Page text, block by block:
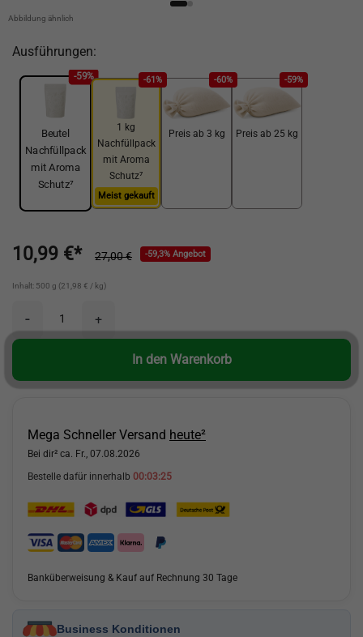
Abbildung ähnlich
Ausführungen:
-59%
Beutel
Nachfüllpack
mit Aroma
Schutz⁷
-61%
1 kg
Nachfüllpack
mit Aroma
Schutz⁷
Meist gekauft
-60%
Preis ab 3 kg
-59%
Preis ab 25 kg
10,99 €* 27,00 € -59,3% Angebot
Inhalt: 500 g (21,98 € / kg)
- +
In den Warenkorb
Mega Schneller Versand heute²
Bei dir² ca. Fr., 07.08.2026
Bestelle dafür innerhalb 00:03:24
Banküberweisung & Kauf auf Rechnung 30 Tage
Business Konditionen